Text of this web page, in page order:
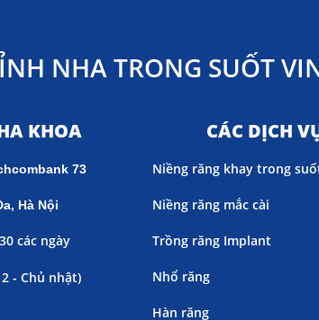
NHA TRONG SUỐT
KHOA
73
Hà Nội
các ngày
- Chủ nhật)
CÁC DỊCH
Niềng răng khay trong
Niềng răng mắc cài
Trồng răng Implant
Nhổ răng
Hàn răng